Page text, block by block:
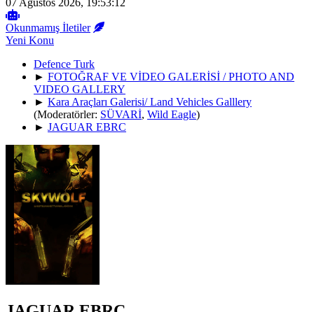
07 Ağustos 2026, 19:53:12
Okunmamış İletiler
Yeni Konu
Defence Turk
► FOTOĞRAF VE VİDEO GALERİSİ / PHOTO AND
VIDEO GALLERY
► Kara Araçları Galerisi/ Land Vehicles Galllery
(Moderatörler: SÜVARİ, Wild Eagle)
► JAGUAR EBRC